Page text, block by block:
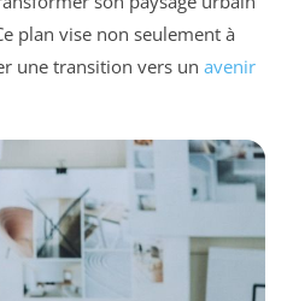
plan vise non seulement à
une transition vers un avenir